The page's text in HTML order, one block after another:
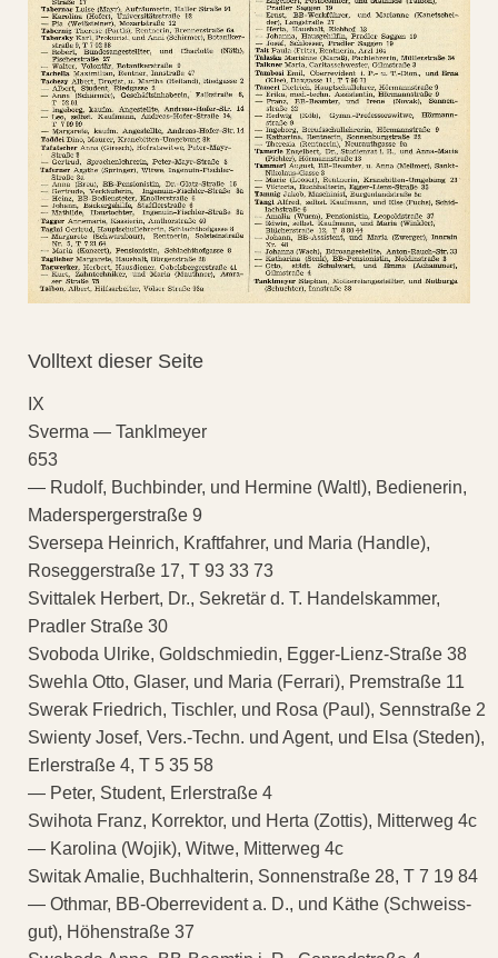
Volltext dieser Seite
IX
Sverma — Tanklmeyer
653
— Rudolf, Buchbinder, und Hermine (Waltl), Bedienerin,
Maderspergerstraße 9
Sversepa Heinrich, Kraftfahrer, und Maria (Handle),
Roseggerstraße 17, T 93 33 73
Svittalek Herbert, Dr., Sekretär d. T. Handelskammer,
Pradler Straße 30
Svoboda Ulrike, Goldschmiedin, Egger-Lienz-Straße 38
Swehla Otto, Glaser, und Maria (Ferrari), Premstraße 11
Swerak Friedrich, Tischler, und Rosa (Paul), Sennstraße 2
Swienty Josef, Vers.-Techn. und Agent, und Elsa (Steden),
Erlerstraße 4, T 5 35 58
— Peter, Student, Erlerstraße 4
Swihota Franz, Korrektor, und Herta (Zottis), Mitterweg 4c
— Karolina (Wojik), Witwe, Mitterweg 4c
Switak Amalie, Buchhalterin, Sonnenstraße 28, T 7 19 84
— Othmar, BB-Oberrevident a. D., und Käthe (Schweiss-
gut), Höhenstraße 37